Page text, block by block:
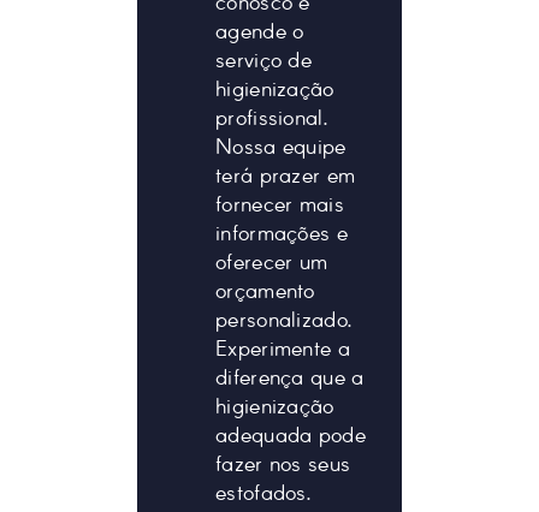
agende o
serviço de
higienização
profissional.
Nossa equipe
terá prazer em
fornecer mais
informações e
oferecer um
orçamento
personalizado.
Experimente a
diferença que a
higienização
adequada pode
fazer nos seus
estofados.